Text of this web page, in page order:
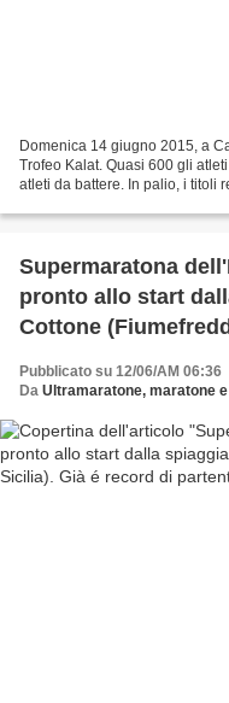
Domenica 14 giugno 2015, a
Trofeo Kalat. Quasi 600 gli
atleti da battere. In palio, i titoli
Supermaratona
pronto allo start
Cottone
Pubblicato su 12/06/AM 06:36
Da Ultramaratone, maratone